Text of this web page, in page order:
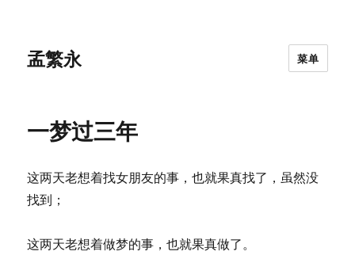
孟繁永 菜单
一梦过三年
这两天老想着找女朋友的事，也就果真找了，虽然没
找到；
这两天老想着做梦的事，也就果真做了。